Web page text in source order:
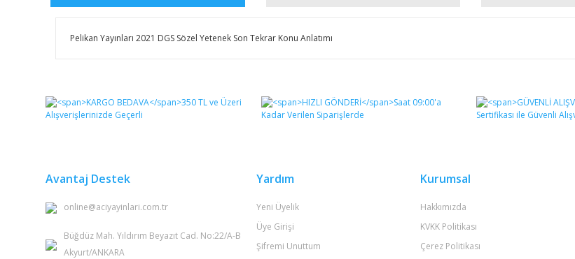
​​Pelikan Yayınları 2021 DGS Sözel Yetenek Son Tekrar Konu Anlatımı
Bu ürüne ilk yorumu siz yapın!
Görüş ve önerileriniz için teşekkür ederiz.
Bu ürüne benzer farklı alternatifler olmalı.
Avantaj Destek
online@aciyayinlari.com.tr
Büğdüz Mah. Yıldırım Beyazıt Cad. No:22/A-B
Akyurt/ANKARA
Yardım
Yeni Üyelik
Üye Girişi
Şifremi Unuttum
Kurumsal
Hakkımızda
KVKK Politikası
Çerez Politikası